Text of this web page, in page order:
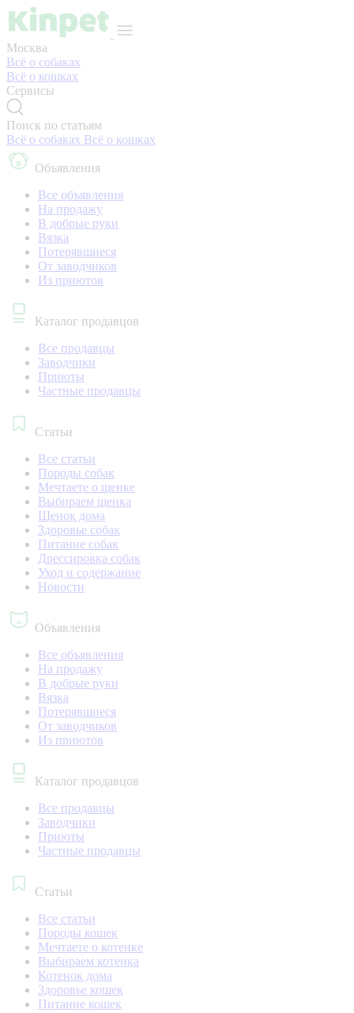
Москва
Всё о собаках
Всё о кошках
Сервисы
Поиск по статьям
Всё о собаках Всё о кошках
Объявления
Все объявления
На продажу
В добрые руки
Вязка
Потерявшиеся
От заводчиков
Из приютов
Каталог продавцов
Все продавцы
Заводчики
Приюты
Частные продавцы
Статьи
Все статьи
Породы собак
Мечтаете о щенке
Выбираем щенка
Щенок дома
Здоровье собак
Питание собак
Дрессировка собак
Уход и содержание
Новости
Объявления
Все объявления
На продажу
В добрые руки
Вязка
Потерявшиеся
От заводчиков
Из приютов
Каталог продавцов
Все продавцы
Заводчики
Приюты
Частные продавцы
Статьи
Все статьи
Породы кошек
Мечтаете о котенке
Выбираем котенка
Котенок дома
Здоровье кошек
Питание кошек